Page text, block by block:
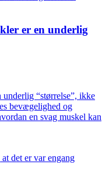
er en underlig
“størrelse”, ikke
bevægelighed og
en svag muskel kan